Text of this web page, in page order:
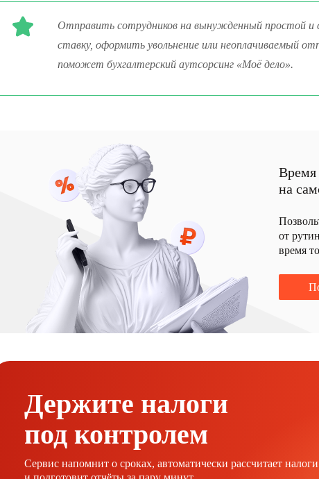
Отправить сотрудников на вынужденный простой и
ставку, оформить увольнение или неоплачиваемый
поможет бухгалтерский аутсорсинг «Моё дело».
Время
на
от
время
Держите налоги
под контролем
Сервис напомнит о сроках, автоматически рассчитает налоги